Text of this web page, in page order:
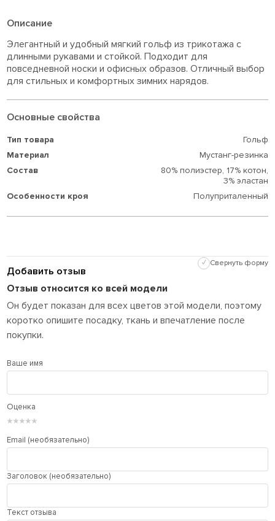
Описание
Элегантный и удобный мягкий гольф из трикотажа с
длинными рукавами и стойкой. Подходит для
повседневной носки и офисных образов. Отличный выбор
для стильных и комфортных зимних нарядов.
Основные свойства
Тип товара
Гольф
Материал
Мустанг-резинка
Состав
80% полиэстер, 17% котон,
3% эластан
Особенности кроя
Полуприталенный
Добавить отзыв
✓ Свернуть форму
Отзыв относится ко всей модели
Он будет показан для всех цветов этой модели, поэтому
коротко опишите посадку, ткань и впечатление после
покупки.
Ваше имя
Оценка
★
★
★
★
★
Email (необязательно)
Заголовок (необязательно)
Текст отзыва